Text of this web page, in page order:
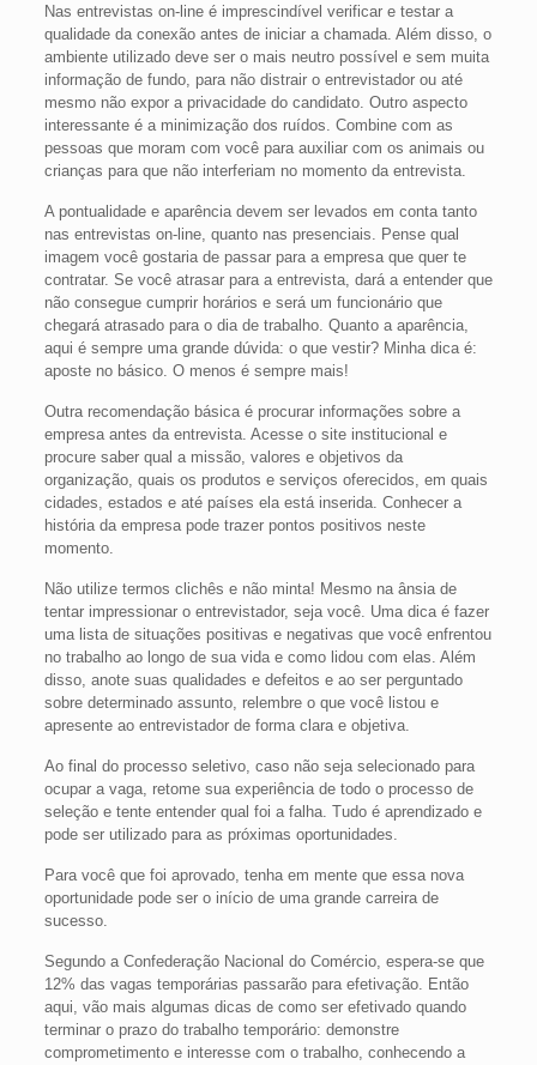
Nas entrevistas on-line é imprescindível verificar e testar a
qualidade da conexão antes de iniciar a chamada. Além disso, o
ambiente utilizado deve ser o mais neutro possível e sem muita
informação de fundo, para não distrair o entrevistador ou até
mesmo não expor a privacidade do candidato. Outro aspecto
interessante é a minimização dos ruídos. Combine com as
pessoas que moram com você para auxiliar com os animais ou
crianças para que não interferiam no momento da entrevista.
A pontualidade e aparência devem ser levados em conta tanto
nas entrevistas on-line, quanto nas presenciais. Pense qual
imagem você gostaria de passar para a empresa que quer te
contratar. Se você atrasar para a entrevista, dará a entender que
não consegue cumprir horários e será um funcionário que
chegará atrasado para o dia de trabalho. Quanto a aparência,
aqui é sempre uma grande dúvida: o que vestir? Minha dica é:
aposte no básico. O menos é sempre mais!
Outra recomendação básica é procurar informações sobre a
empresa antes da entrevista. Acesse o site institucional e
procure saber qual a missão, valores e objetivos da
organização, quais os produtos e serviços oferecidos, em quais
cidades, estados e até países ela está inserida. Conhecer a
história da empresa pode trazer pontos positivos neste
momento.
Não utilize termos clichês e não minta! Mesmo na ânsia de
tentar impressionar o entrevistador, seja você. Uma dica é fazer
uma lista de situações positivas e negativas que você enfrentou
no trabalho ao longo de sua vida e como lidou com elas. Além
disso, anote suas qualidades e defeitos e ao ser perguntado
sobre determinado assunto, relembre o que você listou e
apresente ao entrevistador de forma clara e objetiva.
Ao final do processo seletivo, caso não seja selecionado para
ocupar a vaga, retome sua experiência de todo o processo de
seleção e tente entender qual foi a falha. Tudo é aprendizado e
pode ser utilizado para as próximas oportunidades.
Para você que foi aprovado, tenha em mente que essa nova
oportunidade pode ser o início de uma grande carreira de
sucesso.
Segundo a Confederação Nacional do Comércio, espera-se que
12% das vagas temporárias passarão para efetivação. Então
aqui, vão mais algumas dicas de como ser efetivado quando
terminar o prazo do trabalho temporário: demonstre
comprometimento e interesse com o trabalho, conhecendo a